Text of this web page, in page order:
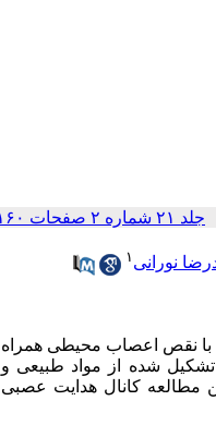
جلد ۲۱ شماره ۲ صفحات ۱۶۰-۱۵۲
نورانی ۱
آسیب های وارده به بافت نرم با نقص اعصاب محیطی همراه
شده از مواد طبیعی و
مطالعه کانال هدایت عصبی